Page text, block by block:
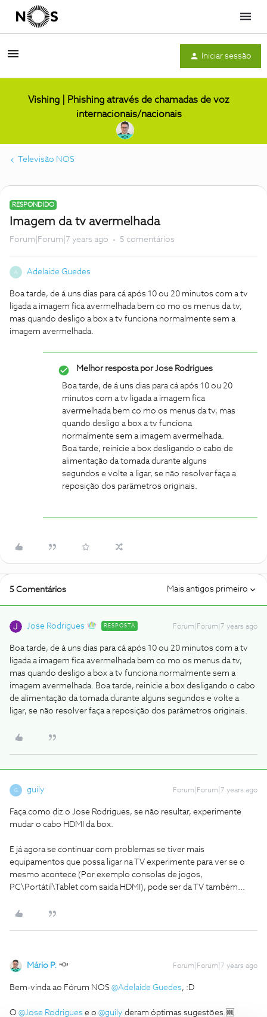
Menu
Iniciar sessão
Vishing | Phishing através de chamadas de voz
internacionais/nacionais
Televisão NOS
RESPONDIDO
Imagem da tv avermelhada
Forum|Forum|7 years ago 5 comentários
A Adelaide Guedes
Boa tarde, de á uns dias para cá após 10 ou 20 minutos com a tv
ligada a imagem fica avermelhada bem co mo os menus da tv,
mas quando desligo a box a tv funciona normalmente sem a
imagem avermelhada.
Melhor resposta porJose Rodrigues
Boa tarde, de á uns dias para cá após 10 ou 20
minutos com a tv ligada a imagem fica
avermelhada bem co mo os menus da tv, mas
quando desligo a box a tv funciona
normalmente sem a imagem avermelhada.
Boa tarde, reinicie a box desligando o cabo de
alimentação da tomada durante alguns
segundos e volte a ligar, se não resolver faça a
reposição dos parâmetros originais.
5 Comentários Mais antigos primeiro
Jose Rodrigues RESPOSTA Forum|Forum|7 years ago
Boa tarde, de á uns dias para cá após 10 ou 20 minutos com a tv
ligada a imagem fica avermelhada bem co mo os menus da tv,
mas quando desligo a box a tv funciona normalmente sem a
imagem avermelhada. Boa tarde, reinicie a box desligando o cabo
de alimentação da tomada durante alguns segundos e volte a
ligar, se não resolver faça a reposição dos parâmetros originais.
G guily Forum|Forum|7 years ago
Faça como diz o Jose Rodrigues, se não resultar, experimente
mudar o cabo HDMI da box.
E já agora se continuar com problemas se tiver mais
equipamentos que possa ligar na TV experimente para ver se o
mesmo acontece (Por exemplo consolas de jogos,
PC\Portátil\Tablet com saida HDMI), pode ser da TV também...
Mário P. Forum|Forum|7 years ago
Bem-vinda ao Fórum NOS @Adelaide Guedes, :D
O @Jose Rodrigues e o @guily deram óptimas sugestões.🆒